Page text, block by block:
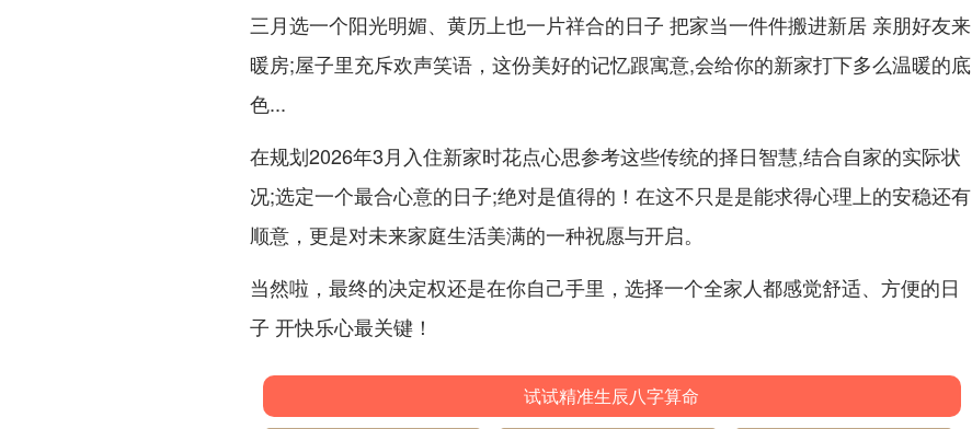
三月选一个阳光明媚、黄历上也一片祥合的日子 把家当一件件搬进新居 亲朋好友来
暖房;屋子里充斥欢声笑语，这份美好的记忆跟寓意,会给你的新家打下多么温暖的底
色...
在规划2026年3月入住新家时花点心思参考这些传统的择日智慧,结合自家的实际状
况;选定一个最合心意的日子;绝对是值得的！在这不只是是能求得心理上的安稳还有
顺意，更是对未来家庭生活美满的一种祝愿与开启。
当然啦，最终的决定权还是在你自己手里，选择一个全家人都感觉舒适、方便的日
子 开快乐心最关键！
试试精准生辰八字算命